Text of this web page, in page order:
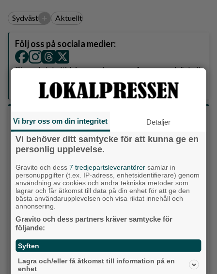
Sydväst + Aktuellt
Följ oss på sociala medier:
Din enda lokaltidning som kommer på papper och är helt
Lokalpressen, på webben, i brevlådan och sociala medier.
Vilket parti skulle du rösta på om det var val
idag?
Socialdemokraterna
Moderaterna
Vänsterpartiet
Sverigedemokraterna
Kristdemokraterna
Vi bryr oss om din integritet Detaljer
Vi behöver ditt samtycke för att kunna ge en
personlig upplevelse.
Gravito och dess7 tredjepartsleverantörer samlar in
personuppgifter (t.ex. IP-adress, enhetsidentifierare) genom
användning av cookies och andra tekniska metoder som
lagrar och får åtkomst till data på din enhet för att ge den
bästa användarupplevelsen och visa riktat innehåll och
annonsering.
Gravito och dess partners kräver samtycke för
följande:
Syften
Lagra och/eller få åtkomst till information på en
enhet